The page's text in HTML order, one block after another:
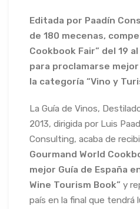
Editada por Paadín
de 180 mecenas,
Cookbook Fair” del 19
para proclamarse mejor
la categoría “Vino y
La Guía de Vinos,
2013, dirigida por Luis
Consulting, acaba de
Gourmand World
mejor Guía de España
Wine Tourism Book” y
país en la final que tendrá